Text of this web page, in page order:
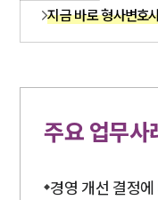
지금 바로 형사변호
주요 업무사
경영 개선 결정에